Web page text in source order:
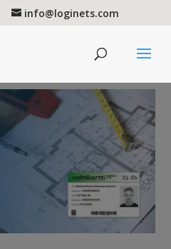
info@loginets.com